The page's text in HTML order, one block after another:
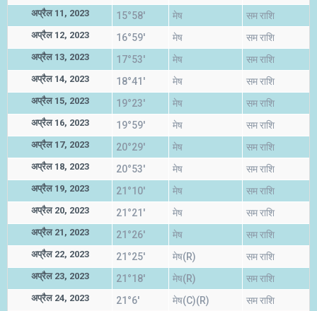
अप्रैल 11, 2023 15°58' मेष सम राशि
अप्रैल 12, 2023 16°59' मेष सम राशि
अप्रैल 13, 2023 17°53' मेष सम राशि
अप्रैल 14, 2023 18°41' मेष सम राशि
अप्रैल 15, 2023 19°23' मेष सम राशि
अप्रैल 16, 2023 19°59' मेष सम राशि
अप्रैल 17, 2023 20°29' मेष सम राशि
अप्रैल 18, 2023 20°53' मेष सम राशि
अप्रैल 19, 2023 21°10' मेष सम राशि
अप्रैल 20, 2023 21°21' मेष सम राशि
अप्रैल 21, 2023 21°26' मेष सम राशि
अप्रैल 22, 2023 21°25' मेष(R) सम राशि
अप्रैल 23, 2023 21°18' मेष(R) सम राशि
अप्रैल 24, 2023 21°6' मेष(C)(R) सम राशि